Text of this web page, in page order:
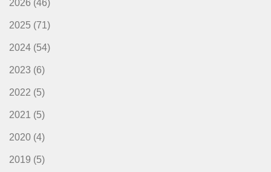
2026 (46)
2025 (71)
2024 (54)
2023 (6)
2022 (5)
2021 (5)
2020 (4)
2019 (5)